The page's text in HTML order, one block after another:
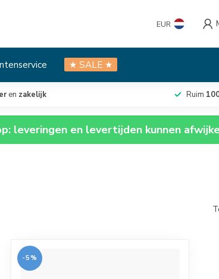
EUR
★ SALE ★
en zakelijk Ruim
leveringen en levertijden kunnen
-5%